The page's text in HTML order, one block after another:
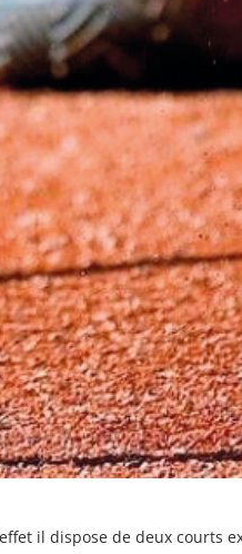
il dispose de deux courts